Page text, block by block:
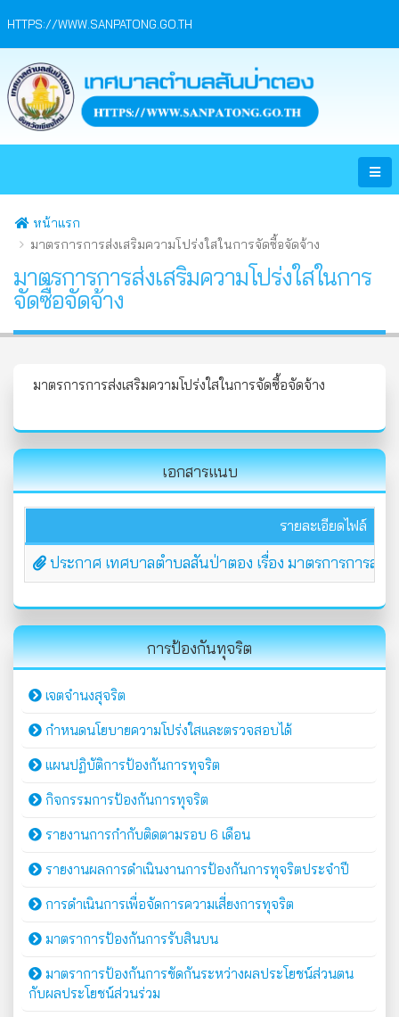
HTTPS://WWW.SANPATONG.GO.TH
หน้าแรก
มาตรการการส่งเสริมความโปร่งใสในการจัดซื้อจัดจ้าง
มาตรการการส่งเสริมความโปร่งใสในการ
จัดซื้อจัดจ้าง
มาตรการการส่งเสริมความโปร่งใสในการจัดซื้อจัดจ้าง
เอกสารแนบ
รายละเอียดไฟล์
ประกาศ เทศบาลตำบลสันป่าตอง เรื่อง มาตรการการส่ง
การป้องกันทุจริต
เจตจำนงสุจริต
กำหนดนโยบายความโปร่งใสและตรวจสอบได้
แผนปฏิบัติการป้องกันการทุจริต
กิจกรรมการป้องกันการทุจริต
รายงานการกำกับติดตามรอบ 6 เดือน
รายงานผลการดำเนินงานการป้องกันการทุจริตประจำปี
การดำเนินการเพื่อจัดการความเสี่ยงการทุจริต
มาตราการป้องกันการรับสินบน
มาตราการป้องกันการขัดกันระหว่างผลประโยชน์ส่วนตน
กับผลประโยชน์ส่วนร่วม